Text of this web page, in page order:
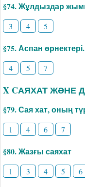
§74. Жұлдыздар
3 4 5
§75. Аспан өрнектері.
4 5 7
X CАЯХАТ ЖӘНЕ
§79. Сая хат, оның
1 4 6 7
§80. Жазғы саяхат
1 3 4 5 6